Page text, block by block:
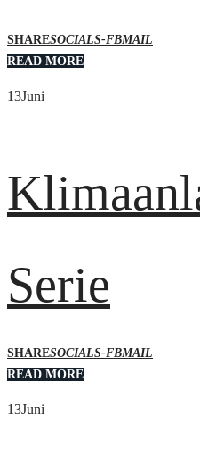
SHARESOCIALS-FBMAIL
READ MORE
13Juni
Serie
SHARESOCIALS-FBMAIL
READ MORE
13Juni